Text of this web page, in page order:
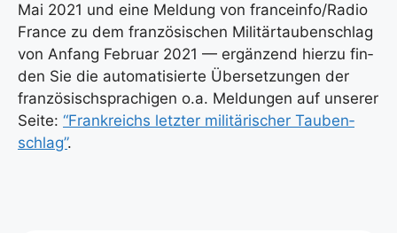
Mai 2021 und eine Mel­dung von franceinfo/Radio
France zu dem fran­zö­si­schen Mili­tär­tau­ben­schlag
von Anfang Febru­ar 2021 — ergän­zend hier­zu fin­
den Sie die auto­ma­ti­sier­te Über­set­zun­gen der
fran­zö­sisch­spra­chi­gen o.a. Mel­dun­gen auf unse­rer
Sei­te: “Frank­reichs letz­ter mili­tä­ri­scher Tau­ben­
schlag”.